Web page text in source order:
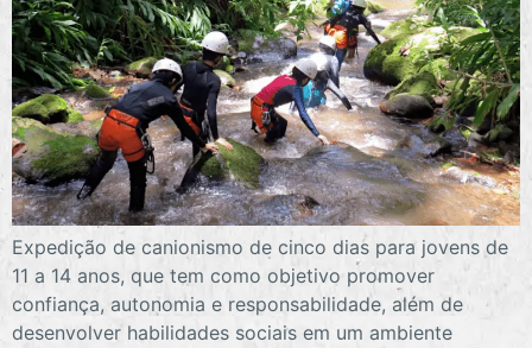
Expedição de canionismo de cinco dias para jovens de
11 a 14 anos, que tem como objetivo promover
confiança, autonomia e responsabilidade, além de
desenvolver habilidades sociais em um ambiente